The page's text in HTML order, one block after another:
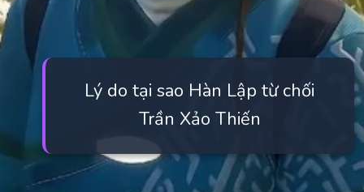
Lý do tại sao Hàn Lập từ chối
Trần Xảo Thiến